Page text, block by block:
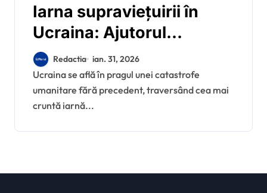
Iarna supraviețuirii în
Ucraina: Ajutorul
energetic american,
blocat de birocrația de la
Washington
Redactia ian. 31, 2026
Ucraina se află în pragul unei catastrofe
umanitare fără precedent, traversând cea mai
cruntă iarnă...